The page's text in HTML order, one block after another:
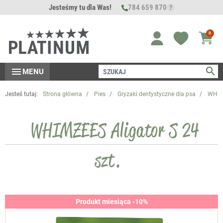
Jesteśmy tu dla Was! 784 659 870 ?
0
menu MENU search
Jesteś tutaj: Strona główna Pies Gryzaki dentystyczne dla psa
WHIMZEES Aligator S 24
szt.
Produkt miesiąca -10%